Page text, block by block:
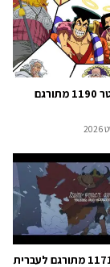
וואן פיס צ'אפטר 1190 מתורגם